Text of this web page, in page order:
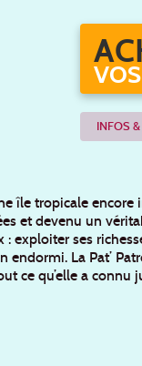
INFOS
île tropicale
et devenu un
exploiter ses
La Pat’
ce qu’elle a connu